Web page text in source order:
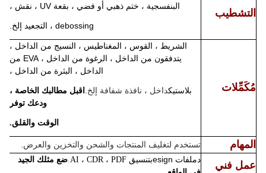
التشطيب
البنفسجية ، ختم ذهبي أو فضي ، بقعة UV ، نقش ،
debossing ، التجعيد إلخ.
مُكَمِّلات
الشريط ، القوس ، المغناطيس ، النسيج من الداخل ،
يتدفقون من الداخل ، الرغوة من الداخل ، EVA من
الداخل ، البثرة من الداخل ،
بلاستيكداخل ، نافذة شفافة إلخ. اقبل مطالبك الخاصة ،
ودعك توفر
الوقت والقلق.
المهام تستخدم لتغليف المنتجات والشحن والتخزين والعرض.
عمل فني دملفات esign بتنسيق AI ، CDR ، PDF .ضع مثلك الجيد